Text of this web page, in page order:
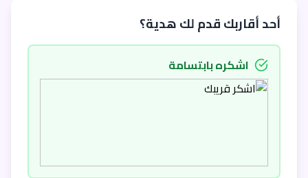
أحد أقاربك قدم لك هدية؟
اشكره بابتسامة